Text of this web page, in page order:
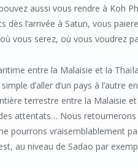
aussi vous rendre à Koh
dès l’arrivée à Satun, vous
vous serez, où vous voudrez
entre la Malaisie et la
simple d’aller d’un pays à
terrestre entre la Malaisie
attentats… Nous
pourrons vraisemblablement
au niveau de Sadao par